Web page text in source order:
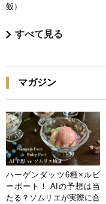
飯）
すべて見る
マガジン
ハーゲンダッツ6種×ルビ
ーポート！ AIの予想は当
たる？ソムリエが実際に合